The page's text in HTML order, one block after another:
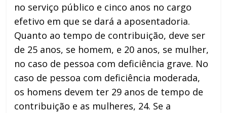
no serviço público e cinco anos no cargo
efetivo em que se dará a aposentadoria.
Quanto ao tempo de contribuição, deve ser
de 25 anos, se homem, e 20 anos, se mulher,
no caso de pessoa com deficiência grave. No
caso de pessoa com deficiência moderada,
os homens devem ter 29 anos de tempo de
contribuição e as mulheres, 24. Se a